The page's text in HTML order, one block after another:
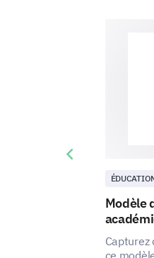
Modèle
Capturez
ce
Previous slide